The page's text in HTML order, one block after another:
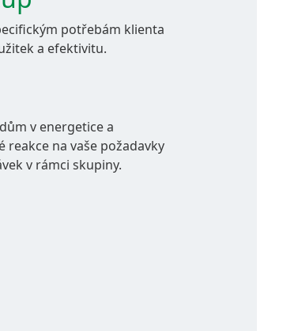
potřebám klienta
a efektivitu.
v energetice a
na vaše požadavky
v rámci skupiny.